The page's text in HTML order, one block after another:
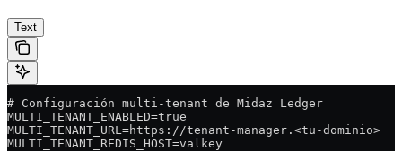
Text
# Configuración multi-tenant de Midaz Ledger
MULTI_TENANT_ENABLED=true
MULTI_TENANT_URL=https://tenant-manager.<tu-dominio>
MULTI_TENANT_REDIS_HOST=valkey